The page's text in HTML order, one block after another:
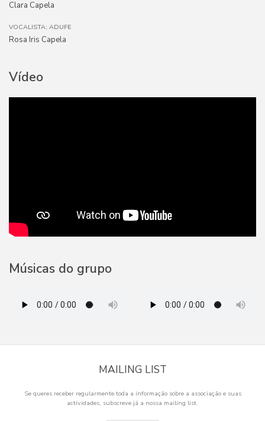
Clara Capela
VOCALISTA; ADUFE
Rosa Iris Capela
Vídeo
Músicas do grupo
MAILING LIST
Se queres receber regularmente toda a informação sobre a associação e suas
actividades, subscreve já a nossa mailing list.